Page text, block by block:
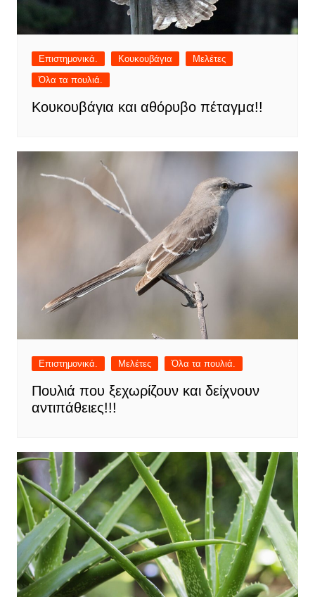
Επιστημονικά. Κουκουβάγια
Μελέτες
Όλα τα πουλιά.
Κουκουβάγια και αθόρυβο πέταγμα!!
Επιστημονικά. Μελέτες Όλα τα πουλιά.
Πουλιά που ξεχωρίζουν και δείχνουν
αντιπάθειες!!!